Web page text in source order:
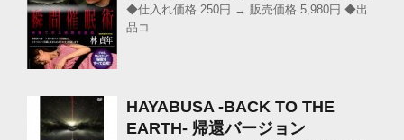
◆仕入れ価格 250円 → 販売価格 5,980円 ◆出
品コ
HAYABUSA -BACK TO THE
EARTH- 帰還バージョン